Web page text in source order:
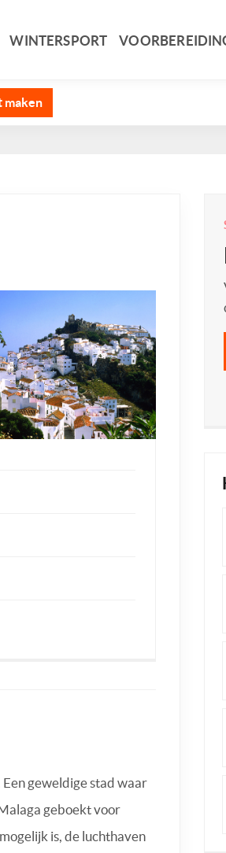
WINTERSPORT
maken
geweldige stad waar
geboekt voor
is, de luchthaven